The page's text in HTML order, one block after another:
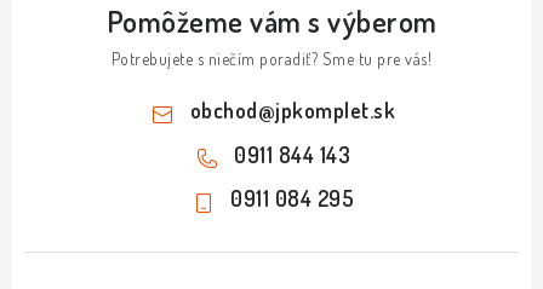
Pomôžeme vám s výberom
Potrebujete s niečím poradiť? Sme tu pre vás!
obchod@jpkomplet.sk
0911 844 143
0911 084 295